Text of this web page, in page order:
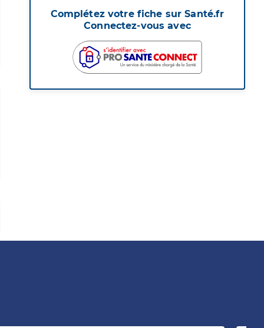
Complétez votre fiche sur Santé.fr
Connectez-vous avec